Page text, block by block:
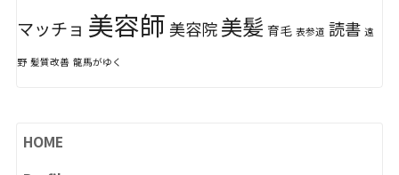
マッチョ 美容師美容院美髪 育毛 表参道 読書 遠
野 髪質改善 龍馬がゆく
HOME